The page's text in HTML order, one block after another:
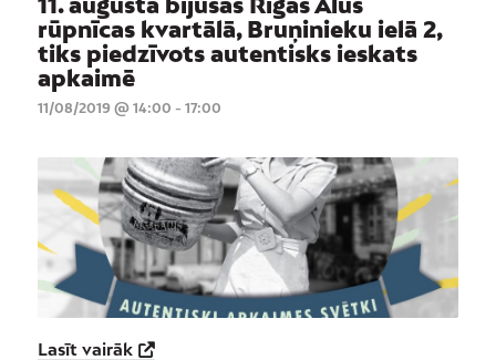
rūpnīcas kvartālā, Bruņinieku ielā 2,
tiks piedzīvots autentisks ieskats
apkaimē
11/08/2019 @ 14:00 - 17:00
Lasīt vairāk